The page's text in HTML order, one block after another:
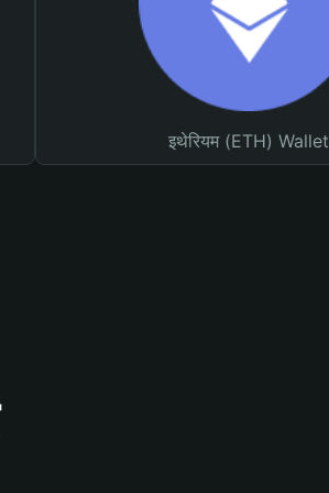
इथेरियम (ETH) Wallet